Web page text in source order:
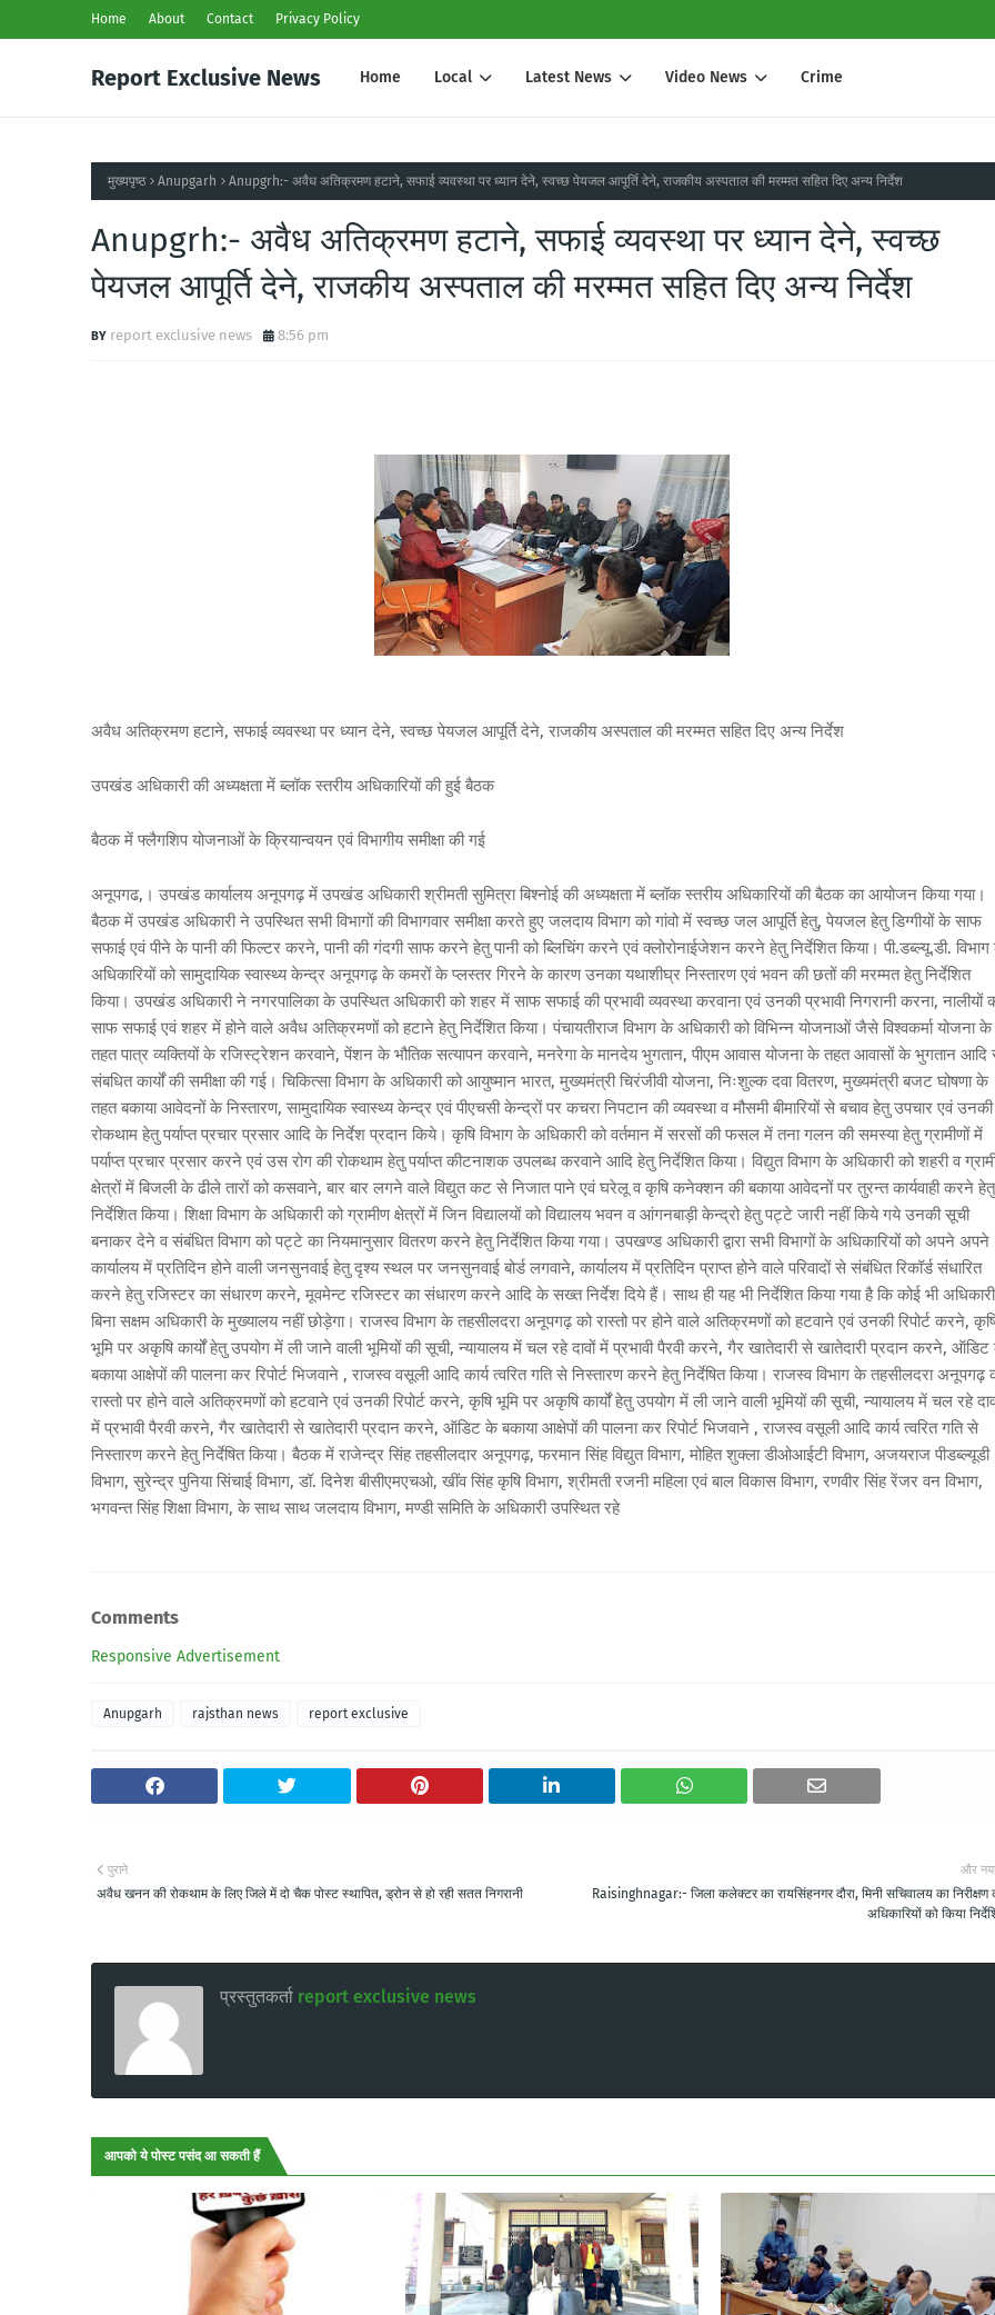
Home About Contact Privacy Policy
Report Exclusive News Home Local Latest News Video News Crime
मुख्यपृष्ठ Anupgarh Anupgrh:- अवैध अतिक्रमण हटाने, सफाई व्यवस्था पर ध्यान देने, स्वच्छ पेयजल आपूर्ति देने, राजकीय अस्पताल की मरम्मत सहित दिए अन्य निर्देश
Anupgrh:- अवैध अतिक्रमण हटाने, सफाई व्यवस्था पर ध्यान देने, स्वच्छ
पेयजल आपूर्ति देने, राजकीय अस्पताल की मरम्मत सहित दिए अन्य निर्देश
report exclusive news 8:56 pm
अवैध अतिक्रमण हटाने, सफाई व्यवस्था पर ध्यान देने, स्वच्छ पेयजल आपूर्ति देने, राजकीय अस्पताल की मरम्मत सहित दिए अन्य निर्देश
उपखंड अधिकारी की अध्यक्षता में ब्लॉक स्तरीय अधिकारियों की हुई बैठक
बैठक में फ्लैगशिप योजनाओं के क्रियान्वयन एवं विभागीय समीक्षा की गई
अनूपगढ,। उपखंड कार्यालय अनूपगढ़ में उपखंड अधिकारी श्रीमती सुमित्रा बिश्नोई की अध्यक्षता में ब्लॉक स्तरीय अधिकारियों की बैठक का आयोजन किया गया।
बैठक में उपखंड अधिकारी ने उपस्थित सभी विभागों की विभागवार समीक्षा करते हुए जलदाय विभाग को गांवो में स्वच्छ जल आपूर्ति हेतु, पेयजल हेतु डिग्गीयों के साफ
सफाई एवं पीने के पानी की फिल्टर करने, पानी की गंदगी साफ करने हेतु पानी को ब्लिचिंग करने एवं क्लोरोनाईजेशन करने हेतु निर्देशित किया। पी.डब्ल्यू.डी.
अधिकारियों को सामुदायिक स्वास्थ्य केन्द्र अनूपगढ़ के कमरों के प्लस्तर गिरने के कारण उनका यथाशीघ्र निस्तारण एवं भवन की छतों की मरम्मत हेतु निर्देशित
किया। उपखंड अधिकारी ने नगरपालिका के उपस्थित अधिकारी को शहर में साफ सफाई की प्रभावी व्यवस्था करवाना एवं उनकी प्रभावी निगरानी करना, नालीयों
साफ सफाई एवं शहर में होने वाले अवैध अतिक्रमणों को हटाने हेतु निर्देशित किया। पंचायतीराज विभाग के अधिकारी को विभिन्न योजनाओं जैसे विश्वकर्मा योजना के
तहत पात्र व्यक्तियों के रजिस्ट्रेशन करवाने, पेंशन के भौतिक सत्यापन करवाने, मनरेगा के मानदेय भुगतान, पीएम आवास योजना के तहत आवासों के भुगतान आदि
संबधित कार्यों की समीक्षा की गई। चिकित्सा विभाग के अधिकारी को आयुष्मान भारत, मुख्यमंत्री चिरंजीवी योजना, निःशुल्क दवा वितरण, मुख्यमंत्री बजट घोषणा के
तहत बकाया आवेदनों के निस्तारण, सामुदायिक स्वास्थ्य केन्द्र एवं पीएचसी केन्द्रों पर कचरा निपटान की व्यवस्था व मौसमी बीमारियों से बचाव हेतु उपचार एवं उनकी
रोकथाम हेतु पर्याप्त प्रचार प्रसार आदि के निर्देश प्रदान किये। कृषि विभाग के अधिकारी को वर्तमान में सरसों की फसल में तना गलन की समस्या हेतु ग्रामीणों में
पर्याप्त प्रचार प्रसार करने एवं उस रोग की रोकथाम हेतु पर्याप्त कीटनाशक उपलब्ध करवाने आदि हेतु निर्देशित किया। विद्युत विभाग के अधिकारी को शहरी व
क्षेत्रों में बिजली के ढीले तारों को कसवाने, बार बार लगने वाले विद्युत कट से निजात पाने एवं घरेलू व कृषि कनेक्शन की बकाया आवेदनों पर तुरन्त कार्यवाही करने हेतु
निर्देशित किया। शिक्षा विभाग के अधिकारी को ग्रामीण क्षेत्रों में जिन विद्यालयों को विद्यालय भवन व आंगनबाड़ी केन्द्रो हेतु पट्टे जारी नहीं किये गये उनकी सूची
बनाकर देने व संबंधित विभाग को पट्टे का नियमानुसार वितरण करने हेतु निर्देशित किया गया। उपखण्ड अधिकारी द्वारा सभी विभागों के अधिकारियों को अपने अपने
कार्यालय में प्रतिदिन होने वाली जनसुनवाई हेतु दृश्य स्थल पर जनसुनवाई बोर्ड लगवाने, कार्यालय में प्रतिदिन प्राप्त होने वाले परिवादों से संबंधित रिकॉर्ड संधारित
करने हेतु रजिस्टर का संधारण करने, मूवमेन्ट रजिस्टर का संधारण करने आदि के सख्त निर्देश दिये हैं। साथ ही यह भी निर्देशित किया गया है कि कोई भी अधिकारी
बिना सक्षम अधिकारी के मुख्यालय नहीं छोड़ेगा। राजस्व विभाग के तहसीलदरा अनूपगढ़ को रास्तो पर होने वाले अतिक्रमणों को हटवाने एवं उनकी रिपोर्ट करने,
भूमि पर अकृषि कार्यों हेतु उपयोग में ली जाने वाली भूमियों की सूची, न्यायालय में चल रहे दावों में प्रभावी पैरवी करने, गैर खातेदारी से खातेदारी प्रदान करने,
बकाया आक्षेपों की पालना कर रिपोर्ट भिजवाने , राजस्व वसूली आदि कार्य त्वरित गति से निस्तारण करने हेतु निर्देषित किया। राजस्व विभाग के तहसीलदरा अनूपगढ़
रास्तो पर होने वाले अतिक्रमणों को हटवाने एवं उनकी रिपोर्ट करने, कृषि भूमि पर अकृषि कार्यों हेतु उपयोग में ली जाने वाली भूमियों की सूची, न्यायालय में चल रहे
में प्रभावी पैरवी करने, गैर खातेदारी से खातेदारी प्रदान करने, ऑडिट के बकाया आक्षेपों की पालना कर रिपोर्ट भिजवाने , राजस्व वसूली आदि कार्य त्वरित गति से
निस्तारण करने हेतु निर्देषित किया। बैठक में राजेन्द्र सिंह तहसीलदार अनूपगढ़, फरमान सिंह विद्युत विभाग, मोहित शुक्ला डीओआईटी विभाग, अजयराज पीडब्ल्यूडी
विभाग, सुरेन्द्र पुनिया सिंचाई विभाग, डॉ. दिनेश बीसीएमएचओ, खींव सिंह कृषि विभाग, श्रीमती रजनी महिला एवं बाल विकास विभाग, रणवीर सिंह रेंजर वन विभाग,
भगवन्त सिंह शिक्षा विभाग, के साथ साथ जलदाय विभाग, मण्डी समिति के अधिकारी उपस्थित रहे
Comments
Responsive Advertisement
Anupgarh rajsthan news report exclusive
और नया
Raisinghnagar:- जिला कलेक्टर का रायसिंहनगर दौरा, मिनी सचिवालय का निरीक्षण
अधिकारियों को किया
पुराने
अवैध खनन की रोकथाम के लिए जिले में दो चैक पोस्ट स्थापित, ड्रोन से हो रही सतत निगरानी
प्रस्तुतकर्ता report exclusive news
आपको ये पोस्ट पसंद आ सकती हैं